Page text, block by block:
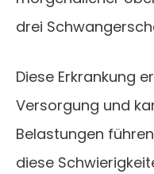
drei
Diese Erkrankung
Versorgung und
Belastungen
diese